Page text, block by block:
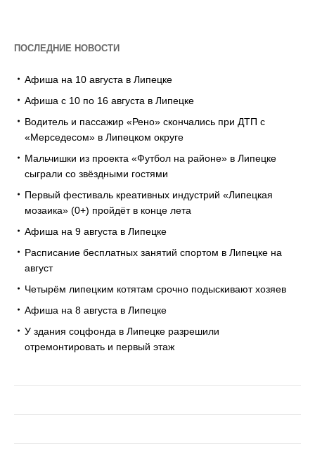
ПОСЛЕДНИЕ НОВОСТИ
Афиша на 10 августа в Липецке
Афиша с 10 по 16 августа в Липецке
Водитель и пассажир «Рено» скончались при ДТП с
«Мерседесом» в Липецком округе
Мальчишки из проекта «Футбол на районе» в Липецке
сыграли со звёздными гостями
Первый фестиваль креативных индустрий «Липецкая
мозаика» (0+) пройдёт в конце лета
Афиша на 9 августа в Липецке
Расписание бесплатных занятий спортом в Липецке на
август
Четырём липецким котятам срочно подыскивают хозяев
Афиша на 8 августа в Липецке
У здания соцфонда в Липецке разрешили
отремонтировать и первый этаж